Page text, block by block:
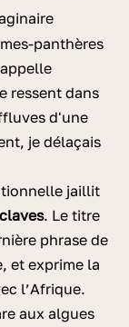
panthères
ressent dans
d'une
je délaçais
jaillit
. Le titre
phrase de
et exprime la
l’Afrique.
aux algues